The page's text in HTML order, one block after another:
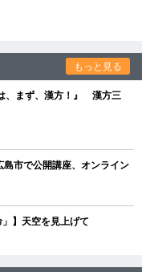
もっと見る
、まず、漢方！』 漢方三
市で公開講座、オンライン
】天空を見上げて